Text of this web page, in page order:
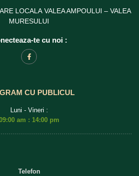
LOCALA VALEA AMPOULUI – VALEA
MURESULUI
te cu noi :
CU PUBLICUL
Luni - Vineri :
am : 14:00 pm
Telefon